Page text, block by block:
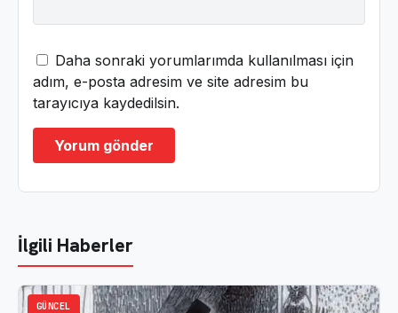
Daha sonraki yorumlarımda kullanılması için
adım, e-posta adresim ve site adresim bu
tarayıcıya kaydedilsin.
İlgili Haberler
GÜNCEL